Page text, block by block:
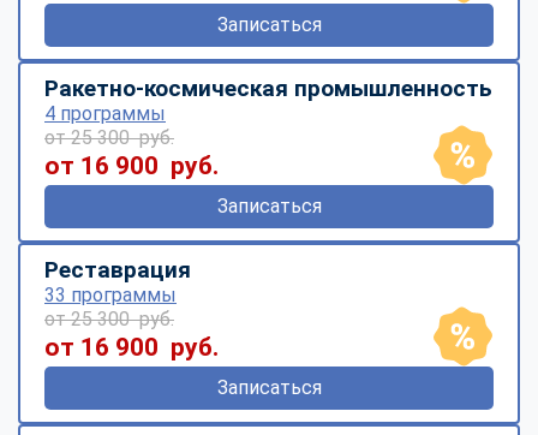
Записаться
Ракетно-космическая промышленность
4 программы
от 25 300 руб.
от 16 900 руб.
Записаться
Реставрация
33 программы
от 25 300 руб.
от 16 900 руб.
Записаться